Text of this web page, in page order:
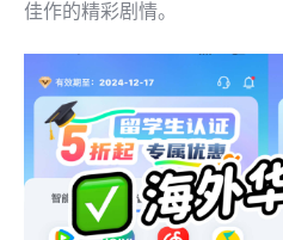
佳作的精彩剧情。